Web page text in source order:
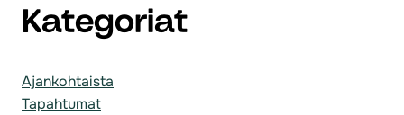
Kategoriat
Ajankohtaista
Tapahtumat